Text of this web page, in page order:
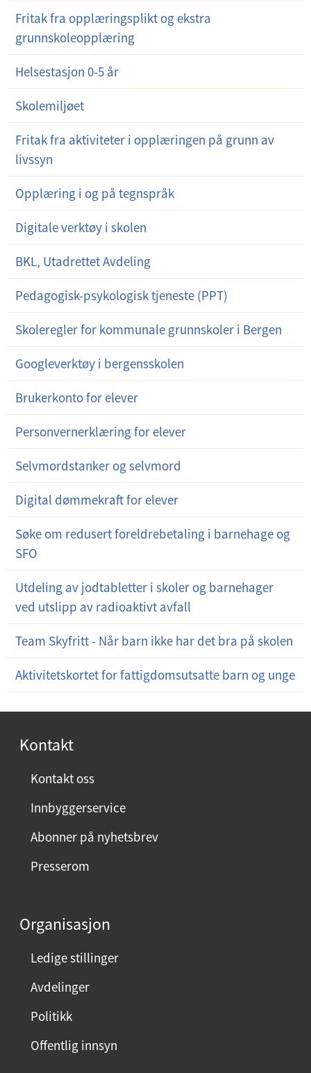
Fritak fra opplæringsplikt og ekstra
grunnskoleopplæring
Helsestasjon 0-5 år
Skolemiljøet
Fritak fra aktiviteter i opplæringen på grunn av
livssyn
Opplæring i og på tegnspråk
Digitale verktøy i skolen
BKL, Utadrettet Avdeling
Pedagogisk-psykologisk tjeneste (PPT)
Skoleregler for kommunale grunnskoler i Bergen
Googleverktøy i bergensskolen
Brukerkonto for elever
Personvernerklæring for elever
Selvmordstanker og selvmord
Digital dømmekraft for elever
Søke om redusert foreldrebetaling i barnehage og
SFO
Utdeling av jodtabletter i skoler og barnehager
ved utslipp av radioaktivt avfall
Team Skyfritt - Når barn ikke har det bra på skolen
Aktivitetskortet for fattigdomsutsatte barn og unge
Kontakt
Kontakt oss
Innbyggerservice
Abonner på nyhetsbrev
Presserom
Organisasjon
Ledige stillinger
Avdelinger
Politikk
Offentlig innsyn